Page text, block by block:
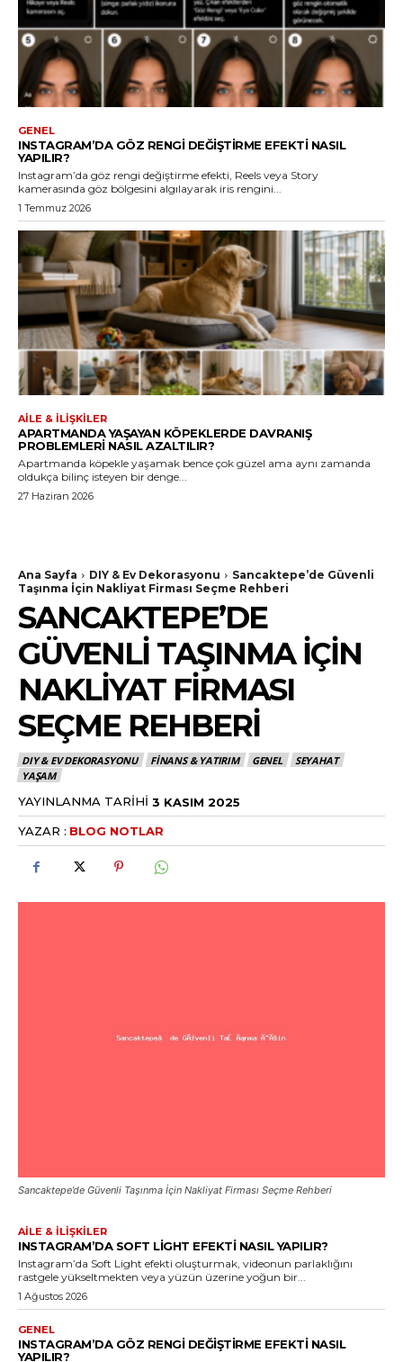
GENEL
INSTAGRAM’DA GÖZ RENGI DEĞIŞTIRME EFEKTI NASIL
YAPILIR?
Instagram’da göz rengi değiştirme efekti, Reels veya Story
kamerasında göz bölgesini algılayarak iris rengini...
1 Temmuz 2026
AILE & İLIŞKILER
APARTMANDA YAŞAYAN KÖPEKLERDE DAVRANIŞ
PROBLEMLERI NASIL AZALTILIR?
Apartmanda köpekle yaşamak bence çok güzel ama aynı zamanda
oldukça bilinç isteyen bir denge...
27 Haziran 2026